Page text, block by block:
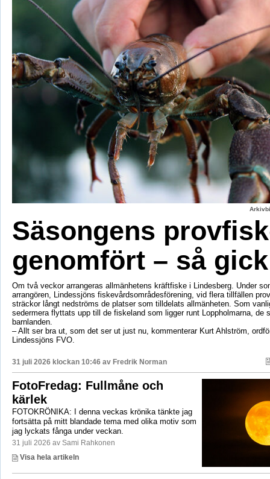
Säsongens
genomfört – så
Om två veckor arrangeras allmänhetens kräftfiske i Lindesberg. Under
arrangören, Lindessjöns fiskevårdsområdesförening, vid flera tillfällen
sträckor långt nedströms de platser som tilldelats allmänheten. Som
sedermera flyttats upp till de fiskeland som ligger runt Loppholmarna, de
barnlanden.
– Allt ser bra ut, som det ser ut just nu, kommenterar Kurt Ahlström,
Lindessjöns FVO.
31 juli 2026 klockan 10:46 av Fredrik Norman
FotoFredag: Fullmåne och
kärlek
FOTOKRÖNIKA: I denna veckas krönika tänkte jag
fortsätta på mitt blandade tema med olika motiv som
jag lyckats fånga under veckan.
31 juli 2026 av Sami Rahkonen
Visa hela artikeln